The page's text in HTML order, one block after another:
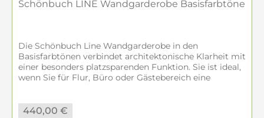
Material kombinieren. Beratung erfolgt
Wie schnell erfolgt Lieferung?
werden auf Kundenwunsch produziert,
Schönbuch LINE Wandgarderobe Basisfarbtöne
Die Schönbuch Line Wandgarderobe in den
Basisfarbtönen verbindet architektonische Klarheit mit
einer besonders platzsparenden Funktion. Sie ist ideal,
wenn Sie für Flur, Büro oder Gästebereich eine
440,00 €